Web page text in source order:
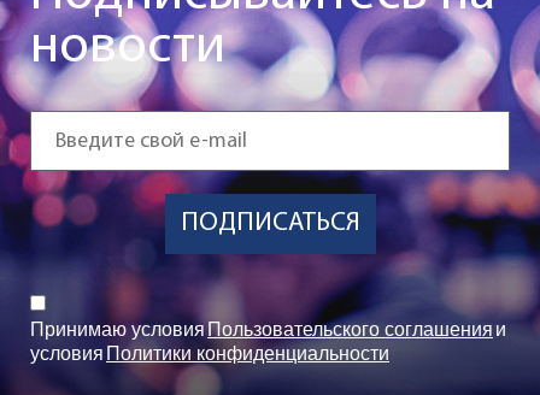
новости
ПОДПИСАТЬСЯ
Принимаю условияПользовательского соглашения и
условия Политики конфиденциальности